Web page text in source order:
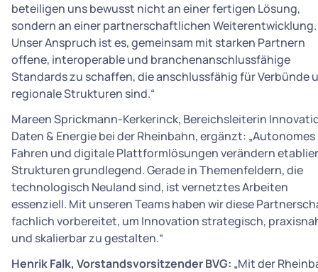
beteiligen uns bewusst nicht an einer fertigen Lösung,
sondern an einer partnerschaftlichen Weiterentwicklung.
Unser Anspruch ist es, gemeinsam mit starken Partnern
offene, interoperable und branchenanschlussfähige
Standards zu schaffen, die anschlussfähig für Verbünde
regionale Strukturen sind.“
Mareen Sprickmann-Kerkerinck, Bereichsleiterin
Daten & Energie bei der Rheinbahn, ergänzt: „Autonomes
Fahren und digitale Plattformlösungen verändern
Strukturen grundlegend. Gerade in Themenfeldern, die
technologisch Neuland sind, ist vernetztes Arbeiten
essenziell. Mit unseren Teams haben wir diese
fachlich vorbereitet, um Innovation strategisch,
und skalierbar zu gestalten.“
Henrik Falk, Vorstandsvorsitzender BVG: „Mit der